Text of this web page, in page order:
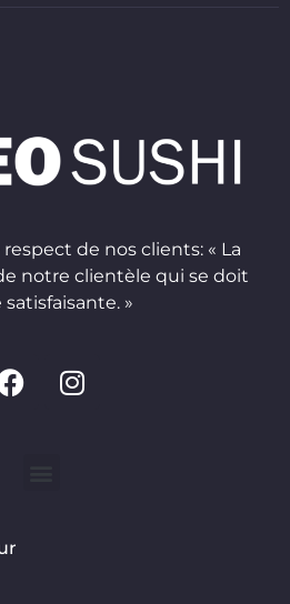
de nos clients: « La
notre clientèle qui se doit
satisfaisante. »